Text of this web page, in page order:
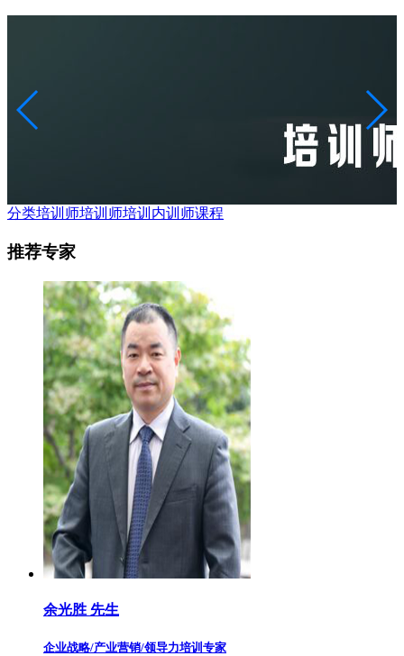
分类培训师培训师培训 内训师课程
推荐专家
余光胜 先生
企业战略/产业营销/领导力培训专家